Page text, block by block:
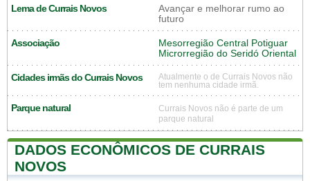
Lema de Currais Novos
Avançar e melhorar rumo ao
futuro
Associação
Mesorregião Central Potiguar
Microrregião do Seridó Oriental
Cidades irmãs do Currais Novos
Atualmente o de Currais Novos não
tem nenhuma cidade irmã.
Parque natural
Currais Novos não é parte de um
parque natural
DADOS ECONÔMICOS DE CURRAIS
NOVOS